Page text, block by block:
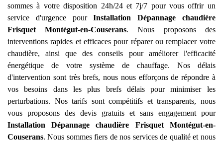
sommes à votre disposition 24h/24 et 7j/7 pour vous offrir un
service d'urgence pourInstallation Dépannage chaudière
Frisquet
Montégut-en-Couserans. Nous proposons des
interventions rapides et efficaces pour réparer ou remplacer votre
chaudière, ainsi que des conseils pour améliorer l'efficacité
énergétique de votre système de chauffage. Nos délais
d'intervention sont très brefs, nous nous efforçons de répondre à
vos besoins dans les plus brefs délais pour minimiser les
perturbations. Nos tarifs sont compétitifs et transparents, nous
vous proposons des devis gratuits et sans engagement pour
Installation Dépannage chaudière Frisquet
Montégut-en-
Couserans. Nous sommes fiers de nos services de qualité et nous